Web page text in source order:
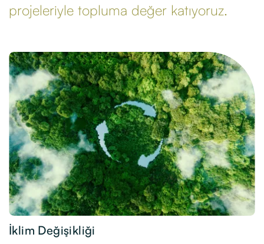
projeleriyle topluma değer katıyoruz.
İklim Değişikliği